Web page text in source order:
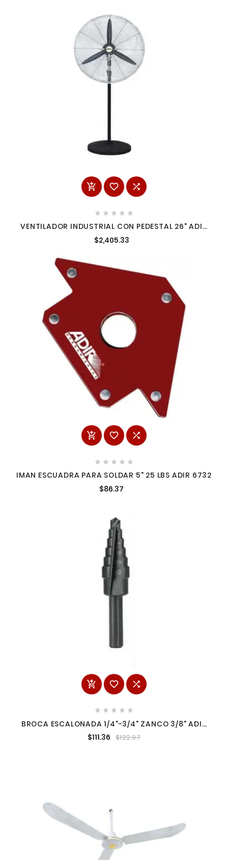
  
    
VENTILADOR INDUSTRIAL CON PEDESTAL 26" ADIR
$2,405.33
  
    
IMAN ESCUADRA PARA SOLDAR 5" 25 LBS ADIR 6732
$86.37
  
    
BROCA ESCALONADA 1/4"-3/4" ZANCO 3/8" ADIR
09452
$111.36 $122.97